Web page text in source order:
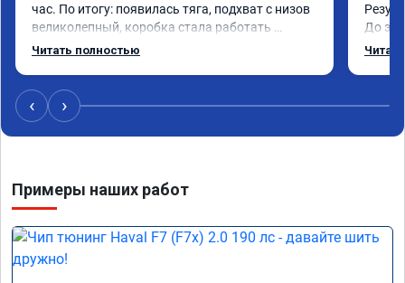
час. По итогу: появилась тяга, подхват с низов
великолепный, коробка стала работать
плавнее. На трассе быстрее скидывает
Рекомендую компанию!
Номер сертификата: А011870 от 06.01.2026
Читать полностью
До
‹ ›
Примеры наших работ